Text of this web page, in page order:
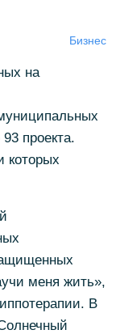
Бизнес
на
проекта.
которых
меня жить»,
В